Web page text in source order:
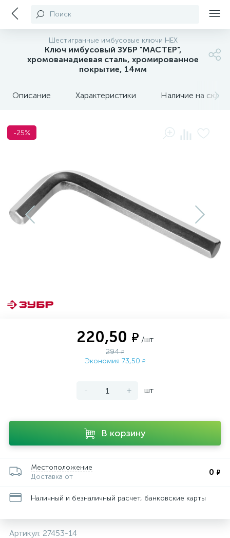
Поиск
Шестигранные имбусовые ключи HEX
Ключ имбусовый ЗУБР "МАСТЕР",
хромованадиевая сталь, хромированное
покрытие, 14мм
Описание Характеристики Наличие на
-25%
220,50 ₽ /шт
294₽
Экономия 73,50 ₽
- + шт
В корзину
Местоположение
Доставка от
0 ₽
Наличный и безналичный расчет, банковские карты
Артикул: 27453-14